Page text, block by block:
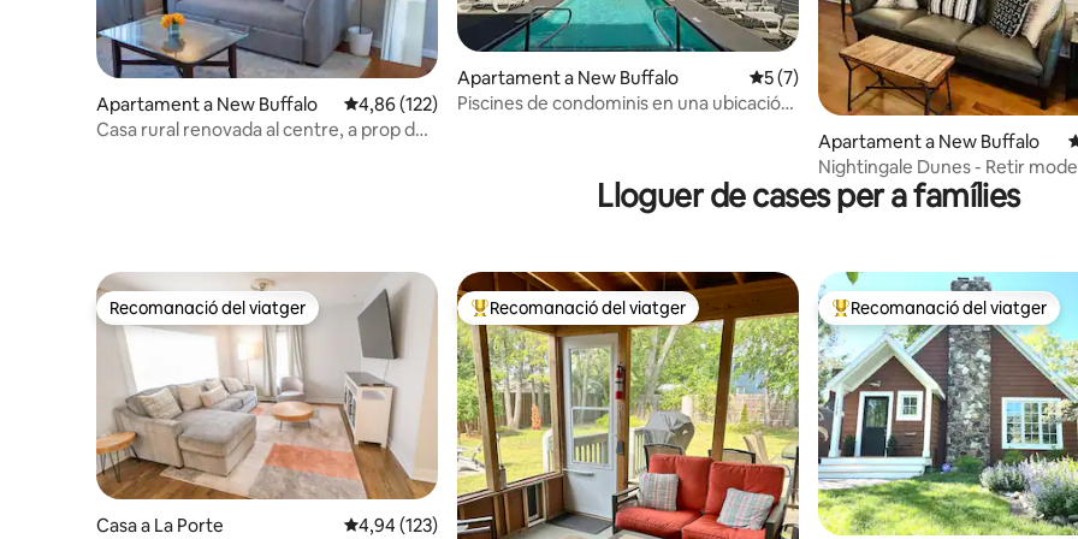
Apartament a New Buffalo 4,86 de puntuació mitjana d'un total de 5; 122 avaluacions
4,86 (122)
Casa rural renovada al centre, a prop de
Apartament a New Buffalo 5 de puntuació mitjana d'un total de 5; 7
5 (7)
Piscines de condominis en una ubicació
Apartament a New Buffalo
Nightingale Dunes - Retir
platja
Lloguer de cases per a famílies
Recomanació del viatger
Recomanació del viatger
Casa a La Porte 4,94 de puntuació mitjana d'un total de 5; 123 avaluacions
4,94 (123)
Principals recomanacions dels viatgers
Recomanació del viatger Principals recomanacions dels
Recomanació del viatger